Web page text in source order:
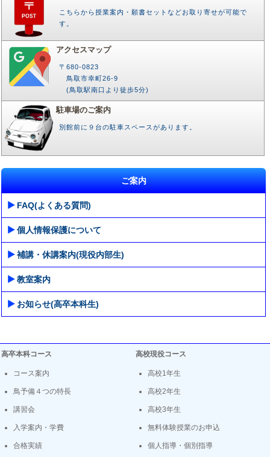
こちらから授業案内・願書セットなどお取り寄せが可能で
す。
アクセスマップ
〒680-0823
鳥取市幸町26-9
(鳥取駅南口より徒歩5分)
駐車場のご案内
別館前に９台の駐車スペースがあります。
ご案内
FAQ(よくある質問)
個人情報保護について
補講・休講案内(現役内部生)
教室案内
お知らせ(高卒本科生)
高卒本科コース 高校現役コース
コース案内
鳥予備４つの特長
講習会
入学案内・学費
合格実績
高校1年生
高校2年生
高校3年生
無料体験授業のお申込
個人指導・個別指導